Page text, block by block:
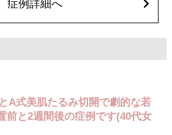
症例詳細へ
A式美肌たるみ切開で劇的な若
前と2週間後の症例です(40代女